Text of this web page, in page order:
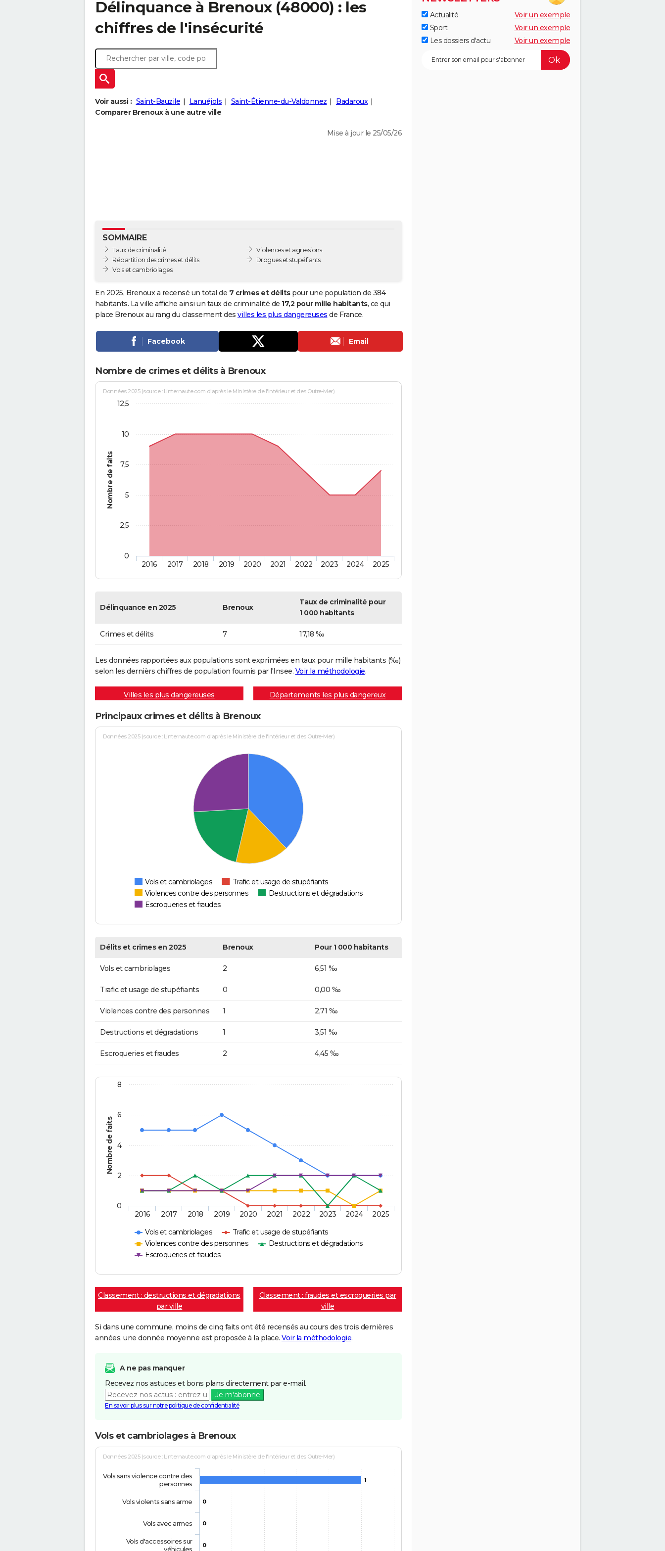
Délinquance à Brenoux(48000) : les
chiffres de l'insécurité
Voir aussi : Saint-Bauzile Lanuéjols Saint-Étienne-du-Valdonnez
Badaroux
Comparer Brenoux à une autre ville
Mise à jour le 25/05/26
SOMMAIRE
Taux de criminalité
Répartition des crimes et délits
Vols et cambriolages
Violences et agressions
Drogues et stupéfiants
En 2025, Brenoux a recensé un total de 7 crimes et délitspour une population de 384
habitants. La ville affiche ainsi un taux de criminalité de 17,2 pour mille habitants, ce qui
place Brenoux au rang du classement des villes les plus dangereuses de France.
Facebook Email
Nombre de crimes et délits à Brenoux
Nombre de faits
Données 2025 (source : Linternaute.com d'après le Ministère de l'Intérieur et des Outre-Mer)
2016 2017 2018 2019 2020 2021 2022 2023 2024 2025
0
2,5
5
7,5
10
12,5
Délinquance en 2025 Brenoux
Taux de criminalité pour
1 000 habitants
Crimes et délits 7 17,18 ‰
Les données rapportées aux populations sont exprimées en taux pour mille habitants (‰)
selon les dernièrs chiffres de population fournis par l'Insee. Voir la méthodologie.
Villes les plus dangereuses Départements les plus dangereux
Principaux crimes et délits à Brenoux
Données 2025 (source : Linternaute.com d'après le Ministère de l'Intérieur et des Outre-Mer)
Vols et cambriolages
Trafic et usage de stupéfiants
Violences contre des personnes
Destructions et dégradations
Escroqueries et fraudes
Délits et crimes en 2025 Brenoux Pour 1 000 habitants
Vols et cambriolages 2 6,51 ‰
Trafic et usage de stupéfiants 0 0,00 ‰
Violences contre des personnes 1 2,71 ‰
Destructions et dégradations 1 3,51 ‰
Escroqueries et fraudes 2 4,45 ‰
Nombre de faits
Vols et cambriolages
Trafic et usage de stupéfiants
Violences contre des personnes
Destructions et dégradations
Escroqueries et fraudes
2016 2017 2018 2019 2020 2021 2022 2023 2024 2025
0
2
4
6
8
Classement : destructions et dégradations
par ville
Classement : fraudes et escroqueries par
ville
Si dans une commune, moins de cinq faits ont été recensés au cours des trois dernières
années, une donnée moyenne est proposée à la place. Voir la méthodologie.
A ne pas manquer
Recevez nos astuces et bons plans directement par e-mail.
Je m'abonne
En savoir plus sur notre politique de confidentialité
Vols et cambriolages à Brenoux
Données 2025 (source : Linternaute.com d'après le Ministère de l'Intérieur et des Outre-Mer)
1
0
0
0
Vols sans violence contre des
personnes
Vols violents sans arme
Vols avec armes
Vols d'accessoires sur
véhicules
Actualité
Voir un exemple
Sport
Voir un exemple
Les dossiers d'actu
Voir un exemple